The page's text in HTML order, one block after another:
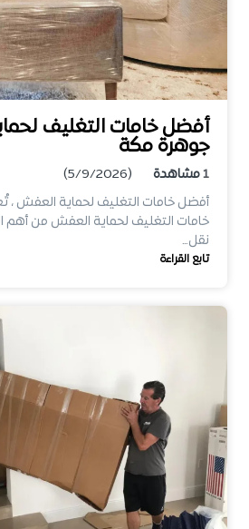
أفضل خامات التغليف
جوهرة مكة
1مشاهدة
(5/9/2026)
أفضل خامات التغليف لحماية العفش ،
خامات التغليف لحماية العفش من
نقل…
تابع القراءة